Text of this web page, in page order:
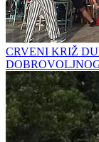
CRVENI KRIŽ